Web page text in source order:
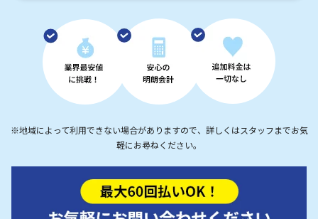
※地域によって利用できない場合がありますので、詳しくはスタッフまでお気
軽にお尋ねください。